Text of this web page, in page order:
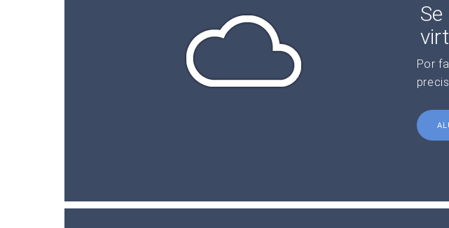
Por